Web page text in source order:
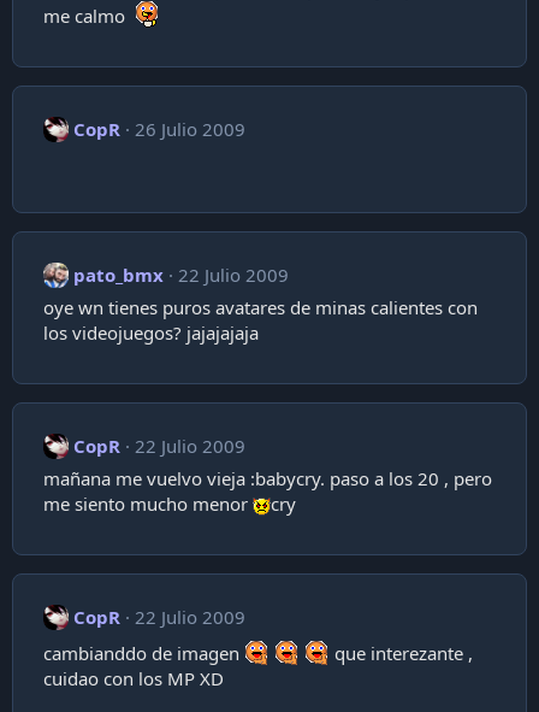
me calmo
CopR 26 Julio 2009
pato_bmx 22 Julio 2009
oye wn tienes puros avatares de minas calientes con
los videojuegos? jajajajaja
CopR 22 Julio 2009
mañana me vuelvo vieja :babycry. paso a los 20 , pero
me siento mucho menor
cry
CopR 22 Julio 2009
cambianddo de imagen
que interezante ,
cuidao con los MP XD